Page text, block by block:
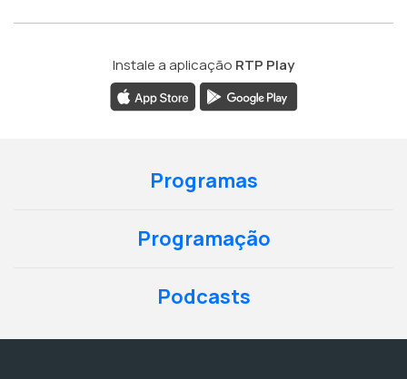
Instale a aplicação RTP Play
Programas
Programação
Podcasts